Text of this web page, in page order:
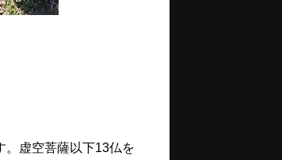
。虚空菩薩以下13仏を